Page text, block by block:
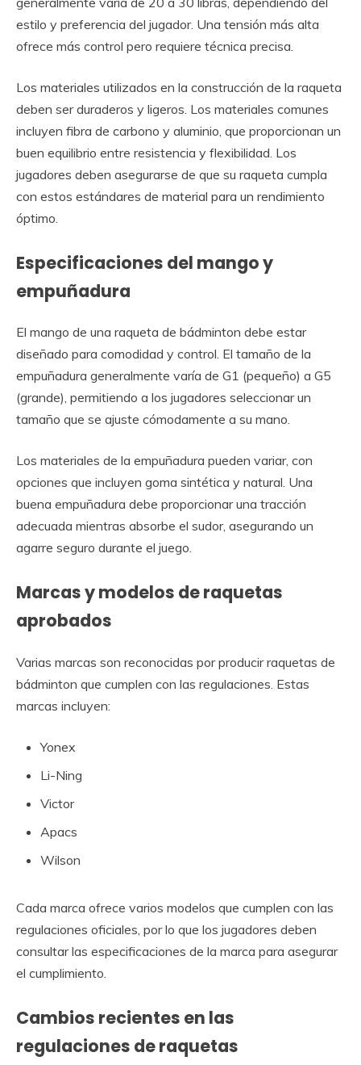
estilo y preferencia del jugador. Una tensión más alta
ofrece más control pero requiere técnica precisa.
Los materiales utilizados en la construcción de la raqueta
deben ser duraderos y ligeros. Los materiales comunes
incluyen fibra de carbono y aluminio, que proporcionan un
buen equilibrio entre resistencia y flexibilidad. Los
jugadores deben asegurarse de que su raqueta cumpla
con estos estándares de material para un rendimiento
óptimo.
Especificaciones del mango y
empuñadura
El mango de una raqueta de bádminton debe estar
diseñado para comodidad y control. El tamaño de la
empuñadura generalmente varía de G1 (pequeño) a G5
(grande), permitiendo a los jugadores seleccionar un
tamaño que se ajuste cómodamente a su mano.
Los materiales de la empuñadura pueden variar, con
opciones que incluyen goma sintética y natural. Una
buena empuñadura debe proporcionar una tracción
adecuada mientras absorbe el sudor, asegurando un
agarre seguro durante el juego.
Marcas y modelos de raquetas
aprobados
Varias marcas son reconocidas por producir raquetas de
bádminton que cumplen con las regulaciones. Estas
marcas incluyen:
Yonex
Li-Ning
Victor
Apacs
Wilson
Cada marca ofrece varios modelos que cumplen con las
regulaciones oficiales, por lo que los jugadores deben
consultar las especificaciones de la marca para asegurar
el cumplimiento.
Cambios recientes en las
regulaciones de raquetas